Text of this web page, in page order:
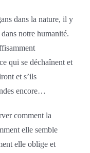
dans la nature, il y
notre humanité.
qui se déchaînent et
et s’ils
encore…
comment la
elle semble
elle oblige et